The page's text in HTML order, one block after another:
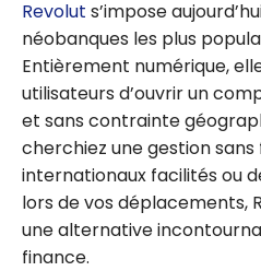
Revolut s’impose
néobanques les plus
Entièrement numérique,
utilisateurs d’ouvrir un
et sans contrainte
cherchiez une gestion
internationaux facilités ou
lors de vos déplacements,
une alternative
finance.